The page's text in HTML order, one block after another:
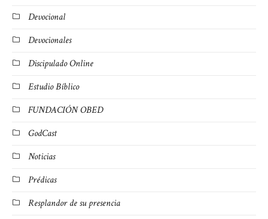
Devocional
Devocionales
Discipulado Online
Estudio Bíblico
FUNDACIÓN OBED
GodCast
Noticias
Prédicas
Resplandor de su presencia